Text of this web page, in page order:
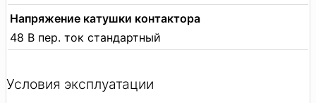
Напряжение катушки контактора
48 В пер. ток стандартный
Условия эксплуатации